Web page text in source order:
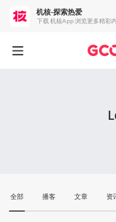
全部 播客 文章 资
机核-探索热爱
下载 机核App 浏览更多精彩